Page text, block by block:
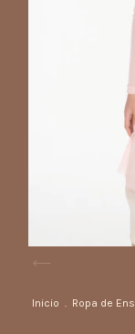
Inicio Ropa de